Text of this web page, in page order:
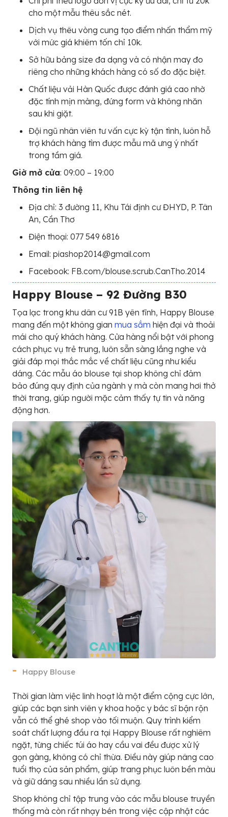
cho một mẫu thêu sắc nét.
Dịch vụ thêu vòng cung tạo điểm nhấn thẩm mỹ
với mức giá khiêm tốn chỉ 10k.
Sở hữu bảng size đa dạng và có nhận may đo
riêng cho những khách hàng có số đo đặc biệt.
Chất liệu vải Hàn Quốc được đánh giá cao nhờ
đặc tính mịn màng, đứng form và không nhăn
sau khi giặt.
Đội ngũ nhân viên tư vấn cực kỳ tận tình, luôn hỗ
trợ khách hàng tìm được mẫu mã ưng ý nhất
trong tầm giá.
Giờ mở cửa: 09:00 – 19:00
Thông tin liên hệ
Địa chỉ: 3 đường 11, Khu Tái định cư ĐHYD, P. Tân
An, Cần Thơ
Điện thoại: 077 549 6816
Email: piashop2014@gmail.com
Facebook: FB.com/blouse.scrub.CanTho.2014
Happy Blouse – 92 Đường B30
Tọa lạc trong khu dân cư 91B yên tĩnh, Happy Blouse
mang đến một không gian mua sắm hiện đại và thoải
mái cho quý khách hàng. Cửa hàng nổi bật với phong
cách phục vụ trẻ trung, luôn sẵn sàng lắng nghe và
giải đáp mọi thắc mắc về chất liệu cũng như kiểu
dáng. Các mẫu áo blouse tại shop không chỉ đảm
bảo đúng quy định của ngành y mà còn mang hơi thở
thời trang, giúp người mặc cảm thấy tự tin và năng
động hơn.
Happy Blouse
Thời gian làm việc linh hoạt là một điểm cộng cực lớn,
giúp các bạn sinh viên y khoa hoặc y bác sĩ bận rộn
vẫn có thể ghé shop vào tối muộn. Quy trình kiểm
soát chất lượng đầu ra tại Happy Blouse rất nghiêm
ngặt, từng chiếc túi áo hay cầu vai đều được xử lý
gọn gàng, không có chỉ thừa. Điều này giúp nâng cao
tuổi thọ của sản phẩm, giúp trang phục luôn bền màu
và giữ dáng sau nhiều lần sử dụng.
Shop không chỉ tập trung vào các mẫu blouse truyền
thống mà còn rất nhạy bén trong việc cập nhật các